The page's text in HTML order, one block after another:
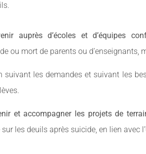
auprès d’écoles et d’équipes
ou mort de parents ou d’enseignants,
suivant les demandes et suivant les
et accompagner les projets de
sur les deuils après suicide, en lien avec